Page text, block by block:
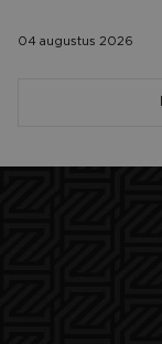
04 augustus 2026